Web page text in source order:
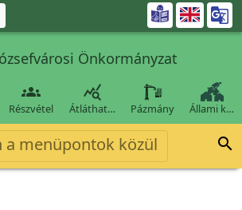

Önkormányzat

Részvétel

Átláthat… Pázmány Állami k…
a menüpontok közül 